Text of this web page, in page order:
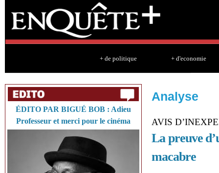
+ de politique + d'economie
ÉDITO PAR BIGUÉ BOB : Adieu
Professeur et merci pour le cinéma
Analyse
AVIS
La preuve
macabre